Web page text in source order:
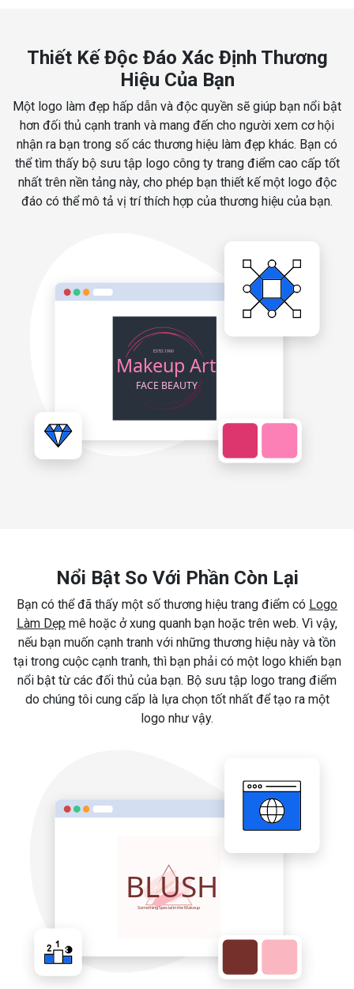
Thiết Kế Độc Đáo Xác Định Thương
Hiệu Của Bạn
Một logo làm đẹp hấp dẫn và độc quyền sẽ giúp bạn nổi bật
hơn đối thủ cạnh tranh và mang đến cho người xem cơ hội
nhận ra bạn trong số các thương hiệu làm đẹp khác. Bạn có
thể tìm thấy bộ sưu tập logo công ty trang điểm cao cấp tốt
nhất trên nền tảng này, cho phép bạn thiết kế một logo độc
đáo có thể mô tả vị trí thích hợp của thương hiệu của bạn.
Nổi Bật So Với Phần Còn Lại
Bạn có thể đã thấy một số thương hiệu trang điểm có Logo
Làm Dẹp mê hoặc ở xung quanh bạn hoặc trên web. Vì vậy,
nếu bạn muốn cạnh tranh với những thương hiệu này và tồn
tại trong cuộc cạnh tranh, thì bạn phải có một logo khiến bạn
nổi bật từ các đối thủ của bạn. Bộ sưu tập logo trang điểm
do chúng tôi cung cấp là lựa chọn tốt nhất để tạo ra một
logo như vậy.